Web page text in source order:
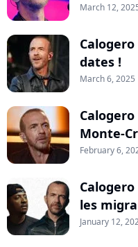
March 12,
dates !
March 6, 2025
Monte-
February 6,
les
January 12,